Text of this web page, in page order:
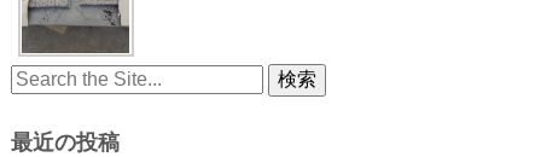
Search
最近の投稿